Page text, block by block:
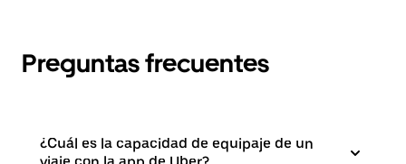
Preguntas frecuentes
¿Cuál es la capacidad de equipaje de un